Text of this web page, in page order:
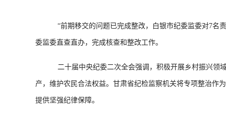
“前期移交的问题已完成整改，白银市纪委监委对7名
委监委直查直办，完成核查和整改工作。
二十届中央纪委二次全会强调，积极开展乡村振兴领域
产，维护农民合法权益。甘肃省纪检监察机关将专项整治作
提供坚强纪律保障。